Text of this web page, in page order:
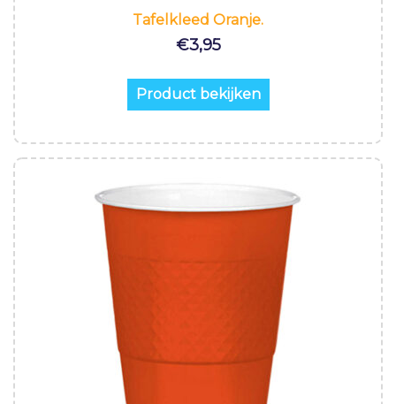
Tafelkleed Oranje.
€3,95
Product bekijken